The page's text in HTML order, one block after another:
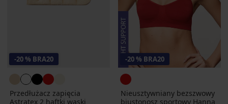
-20 % BRA20
Przedłużacz zapięcia
Astratex 2 haftki wąski
-20 % BRA20
Nieusztywniany bezszwowy
biustonosz sportowy Hanna